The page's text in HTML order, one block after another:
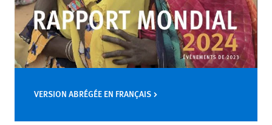
VERSION ABRÉGÉE EN FRANÇAIS